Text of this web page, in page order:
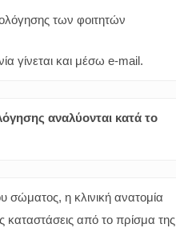
των φοιτητών
γίνεται και μέσω e-mail.
αναλύονται κατά το
σώματος, η κλινική ανατομία
καταστάσεις από το πρίσμα της